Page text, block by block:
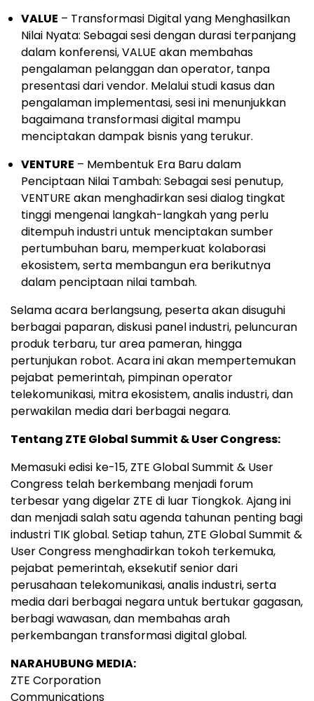
VALUE – Transformasi Digital yang Menghasilkan
Nilai Nyata: Sebagai sesi dengan durasi terpanjang
dalam konferensi, VALUE akan membahas
pengalaman pelanggan dan operator, tanpa
presentasi dari vendor. Melalui studi kasus dan
pengalaman implementasi, sesi ini menunjukkan
bagaimana transformasi digital mampu
menciptakan dampak bisnis yang terukur.
VENTURE – Membentuk Era Baru dalam
Penciptaan Nilai Tambah: Sebagai sesi penutup,
VENTURE akan menghadirkan sesi dialog tingkat
tinggi mengenai langkah-langkah yang perlu
ditempuh industri untuk menciptakan sumber
pertumbuhan baru, memperkuat kolaborasi
ekosistem, serta membangun era berikutnya
dalam penciptaan nilai tambah.
Selama acara berlangsung, peserta akan disuguhi
berbagai paparan, diskusi panel industri, peluncuran
produk terbaru, tur area pameran, hingga
pertunjukan robot. Acara ini akan mempertemukan
pejabat pemerintah, pimpinan operator
telekomunikasi, mitra ekosistem, analis industri, dan
perwakilan media dari berbagai negara.
Tentang ZTE Global Summit & User Congress:
Memasuki edisi ke-15, ZTE Global Summit & User
Congress telah berkembang menjadi forum
terbesar yang digelar ZTE di luar Tiongkok. Ajang ini
dan menjadi salah satu agenda tahunan penting bagi
industri TIK global. Setiap tahun, ZTE Global Summit &
User Congress menghadirkan tokoh terkemuka,
pejabat pemerintah, eksekutif senior dari
perusahaan telekomunikasi, analis industri, serta
media dari berbagai negara untuk bertukar gagasan,
berbagi wawasan, dan membahas arah
perkembangan transformasi digital global.
NARAHUBUNG MEDIA:
ZTE Corporation
Communications